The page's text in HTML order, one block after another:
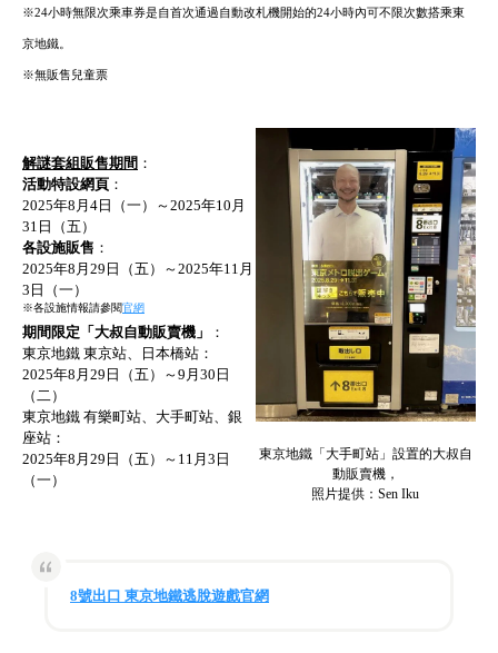
※24小時無限次乘車券是自首次通過自動改札機開始的24小時內可不限次數搭乘東
京地鐵。
※無販售兒童票
解謎套組販售期間 ：
活動特設網頁 ：
2025年8月4日（一）～2025年10月
31日（五）
各設施販售 ：
2025年8月29日（五）～2025年11月
3日（一）
※各設施情報請參閱官網
期間限定「大叔自動販賣機」
：
東京地鐵 東京站、日本橋站：
2025年8月29日（五）～9月30日
（二）
東京地鐵 有樂町站、大手町站、銀
座站：
2025年8月29日（五）～11月3日
（一）
東京地鐵「大手町站」設置的大叔自
動販賣機，
照片提供：Sen Iku
8號出口 東京地鐵逃脫遊戲官網